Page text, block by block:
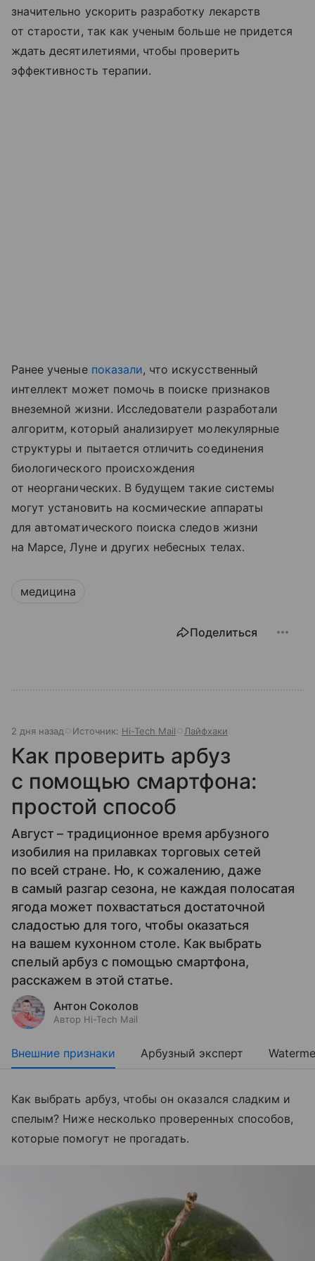
значительно ускорить разработку лекарств
от старости, так как ученым больше не придется
ждать десятилетиями, чтобы проверить
эффективность терапии.
Ранее ученые показали, что искусственный
интеллект может помочь в поиске признаков
внеземной жизни. Исследователи разработали
алгоритм, который анализирует молекулярные
структуры и пытается отличить соединения
биологического происхождения
от неорганических. В будущем такие системы
могут установить на космические аппараты
для автоматического поиска следов жизни
на Марсе, Луне и других небесных телах.
медицина
Поделиться
2 дня назад Источник: Hi-Tech Mail Лайфхаки
Как проверить арбуз
с помощью смартфона:
простой способ
Август – традиционное время арбузного
изобилия на прилавках торговых сетей
по всей стране. Но, к сожалению, даже
в самый разгар сезона, не каждая полосатая
ягода может похвастаться достаточной
сладостью для того, чтобы оказаться
на вашем кухонном столе. Как выбрать
спелый арбуз с помощью смартфона,
расскажем в этой статье.
Антон Соколов
Автор Hi-Tech Mail
Внешние признаки Арбузный эксперт
Как выбрать арбуз, чтобы он оказался сладким и
спелым? Ниже несколько проверенных способов,
которые помогут не прогадать.